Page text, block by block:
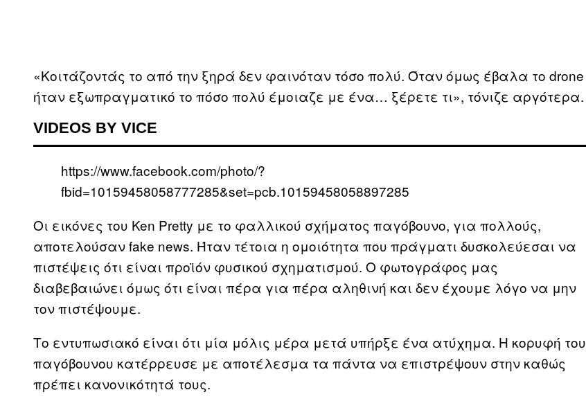
«Κοιτάζοντάς το από την ξηρά δεν φαινόταν τόσο πολύ. Όταν όμως έβαλα το drone
ήταν εξωπραγματικό το πόσο πολύ έμοιαζε με ένα… ξέρετε τι», τόνιζε αργότερα.
VIDEOS BY VICE
https://www.facebook.com/photo/?
fbid=10159458058777285&set=pcb.10159458058897285
Οι εικόνες του Ken Pretty με το φαλλικού σχήματος παγόβουνο, για πολλούς,
αποτελούσαν fake news. Ήταν τέτοια η ομοιότητα που πράγματι δυσκολεύεσαι να
πιστέψεις ότι είναι προϊόν φυσικού σχηματισμού. Ο φωτογράφος μας
διαβεβαιώνει όμως ότι είναι πέρα για πέρα αληθινή και δεν έχουμε λόγο να μην
τον πιστέψουμε.
Το εντυπωσιακό είναι ότι μία μόλις μέρα μετά υπήρξε ένα ατύχημα. Η κορυφή του
παγόβουνου κατέρρευσε με αποτέλεσμα τα πάντα να επιστρέψουν στην καθώς
πρέπει κανονικότητά τους.